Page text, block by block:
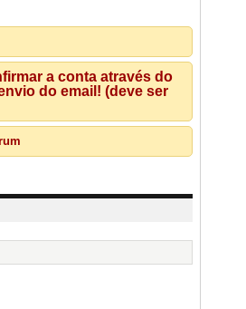
a conta através do
do email! (deve ser